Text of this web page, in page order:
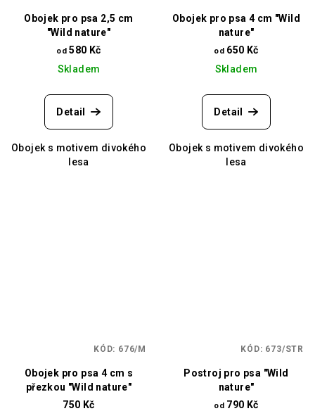
Obojek pro psa 2,5 cm
"Wild nature"
od 580 Kč
Skladem
Detail
Obojek s motivem divokého
lesa
Obojek pro psa 4 cm "Wild
nature"
od 650 Kč
Skladem
Detail
Obojek s motivem divokého
lesa
Obojek pro psa 4 cm s
přezkou "Wild nature"
750 Kč
KÓD: 676/M
Postroj pro psa "Wild
nature"
od 790 Kč
KÓD: 673/STR